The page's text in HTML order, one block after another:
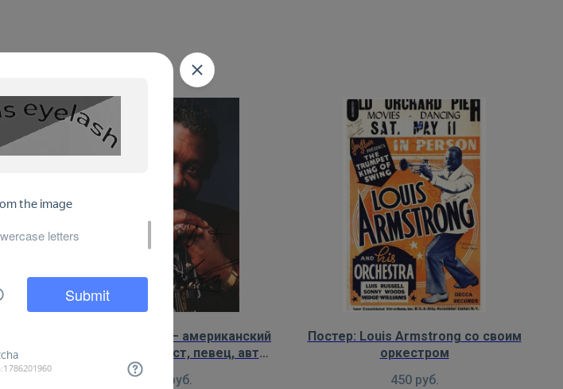
Постер: B.B. King – американский
блюзовый гитарист, певец, автор
руб.
Постер: Louis Armstrong со своим
оркестром
450 руб.